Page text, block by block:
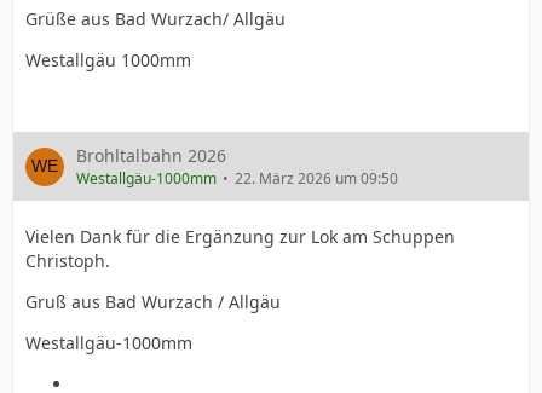
Grüße aus Bad Wurzach/ Allgäu
Westallgäu 1000mm
Brohltalbahn 2026
Westallgäu-1000mm 22. März 2026 um 09:50
Vielen Dank für die Ergänzung zur Lok am Schuppen
Christoph.
Gruß aus Bad Wurzach / Allgäu
Westallgäu-1000mm